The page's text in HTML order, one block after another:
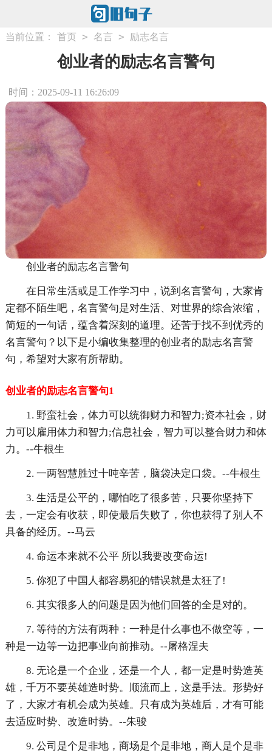
当前位置： 首页 > 名言 > 励志名言
创业者的励志名言警句
时间：2025-09-11 16:26:09
创业者的励志名言警句
在日常生活或是工作学习中，说到名言警句，大家肯
定都不陌生吧，名言警句是对生活、对世界的综合浓缩，
简短的一句话，蕴含着深刻的道理。还苦于找不到优秀的
名言警句？以下是小编收集整理的创业者的励志名言警
句，希望对大家有所帮助。
创业者的励志名言警句1
1. 野蛮社会，体力可以统御财力和智力;资本社会，财
力可以雇用体力和智力;信息社会，智力可以整合财力和体
力。--牛根生
2. 一两智慧胜过十吨辛苦，脑袋决定口袋。--牛根生
3. 生活是公平的，哪怕吃了很多苦，只要你坚持下
去，一定会有收获，即使最后失败了，你也获得了别人不
具备的经历。--马云
4. 命运本来就不公平 所以我要改变命运!
5. 你犯了中国人都容易犯的错误就是太狂了!
6. 其实很多人的问题是因为他们回答的全是对的。
7. 等待的方法有两种：一种是什么事也不做空等，一
种是一边等一边把事业向前推动。--屠格涅夫
8. 无论是一个企业，还是一个人，都一定是时势造英
雄，千万不要英雄造时势。顺流而上，这是手法。形势好
了，大家才有机会成为英雄。只有成为英雄后，才有可能
去适应时势、改造时势。--朱骏
9. 公司是个是非地，商场是个是非地，商人是个是非